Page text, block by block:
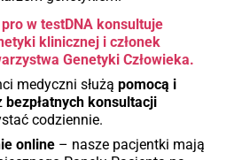
w testDNA konsultuje
klinicznej i członek
Genetyki Człowieka.
medyczni służą pomocą i
bezpłatnych konsultacji
codziennie.
online – nasze pacjentki mają